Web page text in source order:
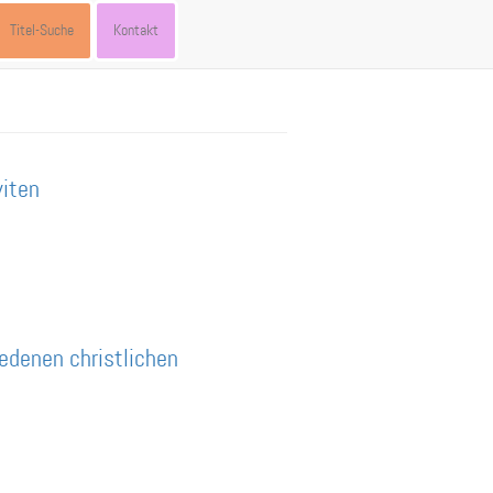
Titel-Suche Kontakt
christlichen